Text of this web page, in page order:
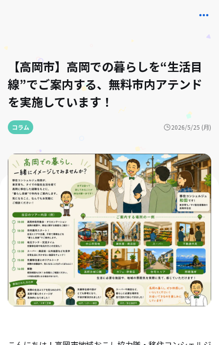
【高岡市】高岡での暮らしを“生活目
線”でご案内する、無料市内アテンド
を実施しています！
コラム 2026/5/25 (月)